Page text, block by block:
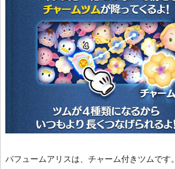
パフュームアリスは、チャーム付きツムです。